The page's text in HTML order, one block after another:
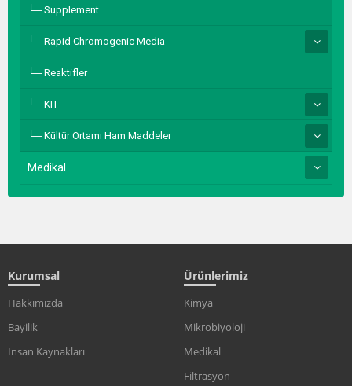
Supplement
Rapid Chromogenic Media
Reaktifler
KIT
Kültür Ortamı Ham Maddeler
Medikal
Kurumsal
Hakkımızda
Bayilik
İnsan Kaynakları
Ürünlerimiz
Kimya
Mikrobiyoloji
Medikal
Filtrasyon